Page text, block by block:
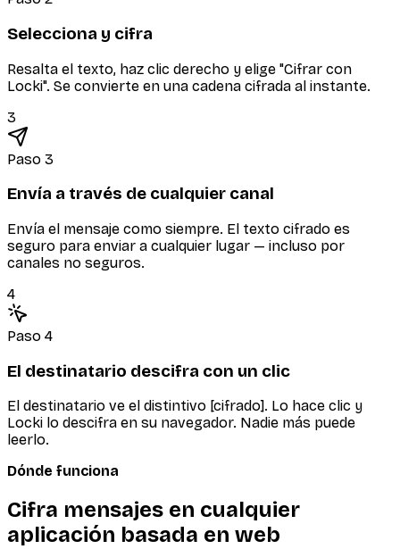
Selecciona y cifra
Resalta el texto, haz clic derecho y elige "Cifrar con
Locki". Se convierte en una cadena cifrada al instante.
3
Paso 3
Envía a través de cualquier canal
Envía el mensaje como siempre. El texto cifrado es
seguro para enviar a cualquier lugar — incluso por
canales no seguros.
4
Paso 4
El destinatario descifra con un clic
El destinatario ve el distintivo [cifrado]. Lo hace clic y
Locki lo descifra en su navegador. Nadie más puede
leerlo.
Dónde funciona
Cifra mensajes en cualquier
aplicación basada en web